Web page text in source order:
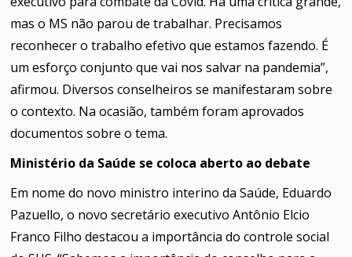
mas o MS não parou de trabalhar. Precisamos
reconhecer o trabalho efetivo que estamos fazendo. É
um esforço conjunto que vai nos salvar na pandemia”,
afirmou. Diversos conselheiros se manifestaram sobre
o contexto. Na ocasião, também foram aprovados
documentos sobre o tema.
Ministério da Saúde se coloca aberto ao debate
Em nome do novo ministro interino da Saúde, Eduardo
Pazuello, o novo secretário executivo Antônio Elcio
Franco Filho destacou a importância do controle social